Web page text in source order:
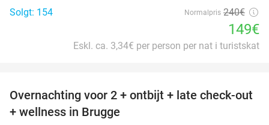
Solgt: 154 Normalpris 240€
149€
Eskl. ca. 3,34€ per person per nat i turistskat
34%
Overnachting voor 2 + ontbijt + late check-out
+ wellness in Brugge